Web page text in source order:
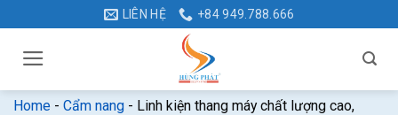
dung
LIÊN HỆ +84 949.788.666
Home - Cẩm nang - Linh kiện thang máy chất lượng cao,